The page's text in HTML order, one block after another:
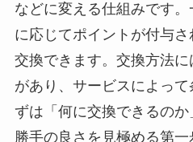
などに変える仕組みです
に応じてポイントが付与
交換できます。交換方法
があり、サービスによっ
ずは「何に交換できるの
勝手の良さを見極める第一